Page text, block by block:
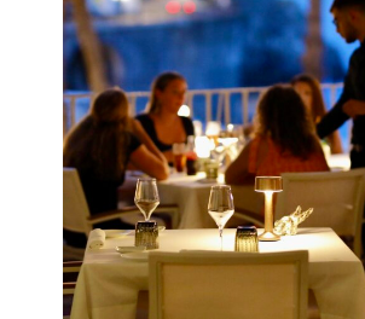
s
g
r
i
d
s
a
t